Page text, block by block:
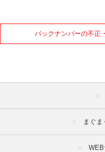
バックナンバーの不正
まぐ